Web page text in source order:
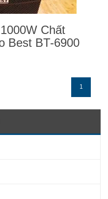
Chất
Best BT-6900
1